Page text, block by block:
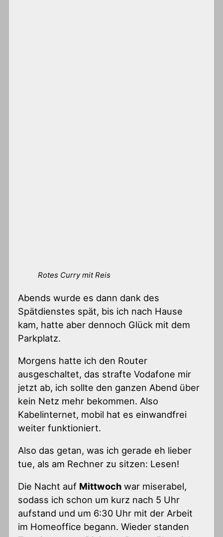
Rotes Curry mit Reis
Abends wurde es dann dank des
Spätdienstes spät, bis ich nach Hause
kam, hatte aber dennoch Glück mit dem
Parkplatz.
Morgens hatte ich den Router
ausgeschaltet, das strafte Vodafone mir
jetzt ab, ich sollte den ganzen Abend über
kein Netz mehr bekommen. Also
Kabelinternet, mobil hat es einwandfrei
weiter funktioniert.
Also das getan, was ich gerade eh lieber
tue, als am Rechner zu sitzen: Lesen!
Die Nacht auf Mittwoch war miserabel,
sodass ich schon um kurz nach 5 Uhr
aufstand und um 6:30 Uhr mit der Arbeit
im Homeoffice begann. Wieder standen